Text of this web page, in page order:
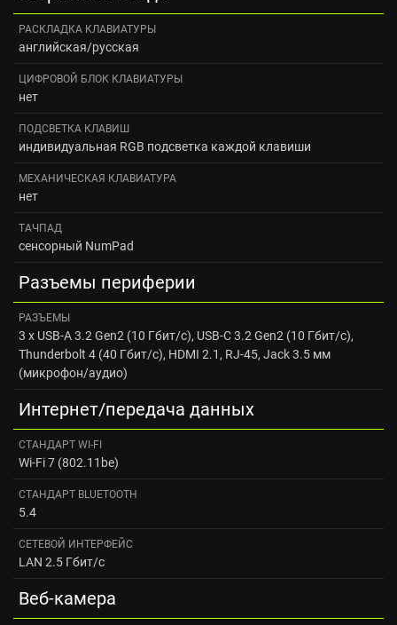
РАСКЛАДКА КЛАВИАТУРЫ
английская/русская
ЦИФРОВОЙ БЛОК КЛАВИАТУРЫ
нет
ПОДСВЕТКА КЛАВИШ
индивидуальная RGB подсветка каждой клавиши
МЕХАНИЧЕСКАЯ КЛАВИАТУРА
нет
ТАЧПАД
сенсорный NumPad
Разъемы периферии
РАЗЪЕМЫ
3 x USB-A 3.2 Gen2 (10 Гбит/с), USB-C 3.2 Gen2 (10 Гбит/с),
Thunderbolt 4 (40 Гбит/с), HDMI 2.1, RJ-45, Jack 3.5 мм
(микрофон/аудио)
Интернет/передача данных
CТАНДАРТ WI‑FI
Wi-Fi 7 (802.11be)
CТАНДАРТ BLUETOOTH
5.4
СЕТЕВОЙ ИНТЕРФЕЙС
LAN 2.5 Гбит/с
Веб-камера